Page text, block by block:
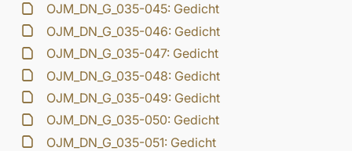
OJM_DN_G_035-045: Gedicht
OJM_DN_G_035-046: Gedicht
OJM_DN_G_035-047: Gedicht
OJM_DN_G_035-048: Gedicht
OJM_DN_G_035-049: Gedicht
OJM_DN_G_035-050: Gedicht
OJM_DN_G_035-051: Gedicht